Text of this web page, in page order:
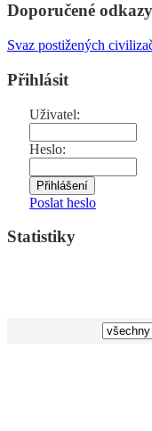
Doporučené odkazy
Svaz postižených
Přihlásit
Uživatel:
Heslo:
Poslat heslo
Statistiky